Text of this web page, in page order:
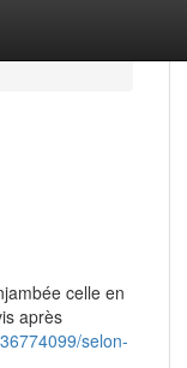
celle en
après
selon-